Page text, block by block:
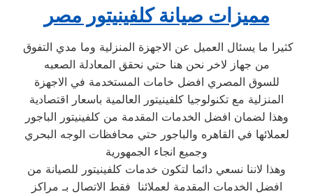
مميزات صيانة كلفينيتور مصر
من جهاز لاخر نحن هنا حتي نحقق المعادلة الصعبه
للسوق المصري افضل خامات المستخدمة في الاجهزة
المنزلية مع تكنولوجيا كلفينيتور العالمية باسعار اقتصادية
وهذا لضمان افضل الخدمات المقدمة من كلفينيتور الباجور
لعملائها في القاهره والباجور حتي محافظات الوجه البحري
وجميع انجاء الجمهورية
وهذا لاننا نسعي دائما لتكون خدمات كلفينيتور للصيانة من
افضل الخدمات المقدمة لعملائنا فقط الاتصال بـ مراكز